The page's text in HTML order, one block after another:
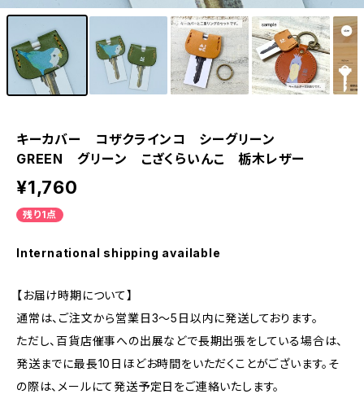
キーカバー コザクラインコ シーグリーン
GREEN グリーン こざくらいんこ 栃木レザー
¥1,760
残り1点
International shipping available
【お届け時期について】
通常は、ご注文から営業日3〜5日以内に発送しております。
ただし、百貨店催事への出展などで長期出張をしている場合は、
発送までに最長10日ほどお時間をいただくことがございます。そ
の際は、メールにて発送予定日をご連絡いたします。